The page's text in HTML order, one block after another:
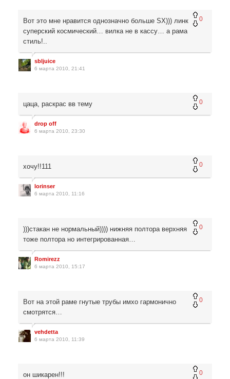
0
Вот это мне нравится однозначно больше SX))) линк
суперский космический… вилка не в кассу… а рама
стиль!..
sbljuice
6 марта 2010, 21:41
0
цаца, раскрас вв тему
drop off
6 марта 2010, 23:30
0
хочу!!111
lorinser
6 марта 2010, 11:16
0
)))стакан не нормальный)))) нижняя полтора верхняя
тоже полтора но интегрированная…
Romirezz
6 марта 2010, 15:17
0
Вот на этой раме гнутые трубы имхо гармонично
смотрятся…
vehdetta
6 марта 2010, 11:39
0
он шикарен!!!